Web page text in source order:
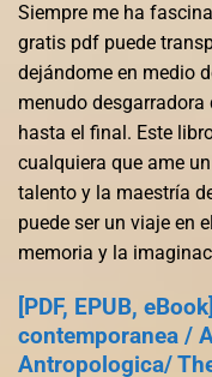
Siempre me ha
gratis pdf puede
dejándome en medio
menudo
hasta el final. Este
cualquiera que ame
talento y la maestría
puede ser un viaje en
memoria y la
[PDF, EPUB,
contemporanea /
Antropologica/